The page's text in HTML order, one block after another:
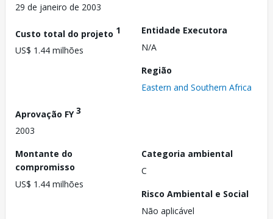
29 de janeiro de 2003
Custo total do projeto 1
US$ 1.44 milhões
Entidade Executora
N/A
Região
Eastern and Southern Africa
Aprovação FY3
2003
Montante do
compromisso
US$ 1.44 milhões
Categoria ambiental
C
Risco Ambiental e Social
Não aplicável